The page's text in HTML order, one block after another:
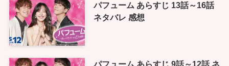
パフューム あらすじ 13話～16話
ネタバレ 感想
パフューム あらすじ 9話～12話 ネ